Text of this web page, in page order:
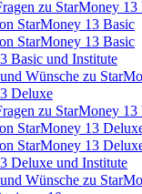
zu StarMoney 13
StarMoney 13 Basic
StarMoney 13 Basic
Basic und Institute
Wünsche zu
Deluxe
zu StarMoney 13
StarMoney 13
StarMoney 13
Deluxe und Institute
Wünsche zu